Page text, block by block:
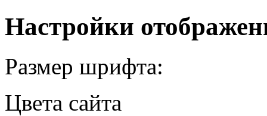
Настройки
Размер шрифта:
Цвета сайта